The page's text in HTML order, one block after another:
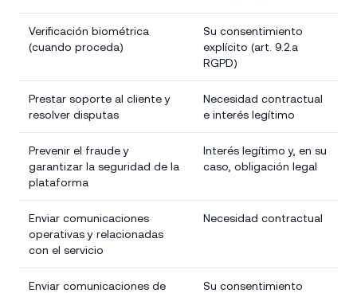
Verificación biométrica
(cuando proceda)
Su consentimiento
explícito (art. 9.2.a
RGPD)
Prestar soporte al cliente y
resolver disputas
Necesidad contractual
e interés legítimo
Prevenir el fraude y
garantizar la seguridad de la
plataforma
Interés legítimo y, en su
caso, obligación legal
Enviar comunicaciones
operativas y relacionadas
con el servicio
Necesidad contractual
Enviar comunicaciones de
Su consentimiento